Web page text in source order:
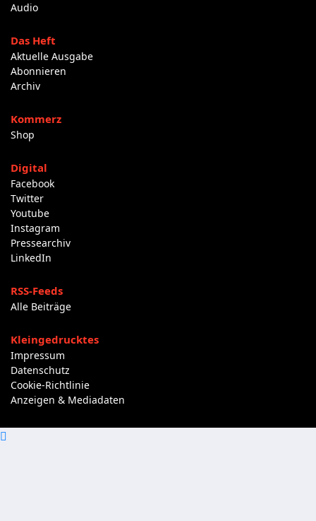
Audio
Das Heft
Aktuelle Ausgabe
Abonnieren
Archiv
Kommerz
Shop
Digital
Facebook
Twitter
Youtube
Instagram
Pressearchiv
LinkedIn
RSS-Feeds
Alle Beiträge
Kleingedrucktes
Impressum
Datenschutz
Cookie-Richtlinie
Anzeigen & Mediadaten